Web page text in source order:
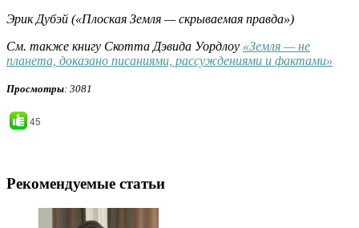
Эрик Дубэй («Плоская Земля — скрываемая правда»)
См. также книгу Скотта Дэвида Уордлоу «Земля — не
планета, доказано писаниями, рассуждениями и фактами»
Просмотры: 3081
45
Рекомендуемые статьи